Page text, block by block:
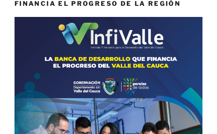
FINANCIA EL PROGRESO DE LA REGIÓN